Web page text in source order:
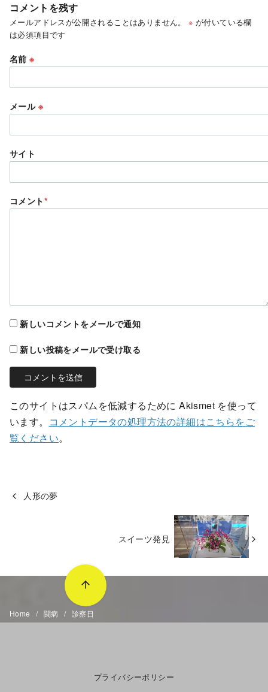
コメントを残す
メールアドレスが公開されることはありません。 ※ が付いている欄
は必須項目です
名前※
メール ※
サイト
コメント*
新しいコメントをメールで通知
新しい投稿をメールで受け取る
このサイトはスパムを低減するために Akismet を使って
います。
コメントデータの処理方法の詳細はこちらをご
覧ください。
人形の夢
スイーツ発見
Home 闘病 診察日
プライバシーポリシー